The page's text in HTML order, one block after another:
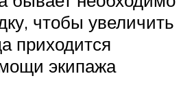
чтобы увеличить
приходится
экипажа